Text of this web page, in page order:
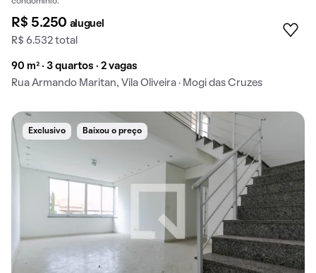
R$ 5.250 aluguel
R$ 6.532 total
90 m² · 3 quartos · 2 vagas
Rua Armando Maritan, Vila Oliveira · Mogi das Cruzes
Exclusivo Baixou o preço